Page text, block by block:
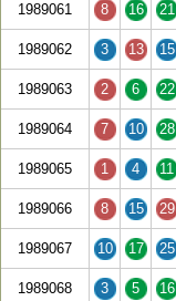
1989061 8 16 21
1989062 3 13 15
1989063 2 6 22
1989064 7 10 28
1989065 1 4 11
1989066 8 15 29
1989067 10 17 25
1989068 3 5 16